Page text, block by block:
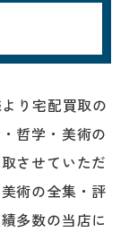
り宅配買取の
哲学・美術の
させていただ
術の全集・評
多数の当店に